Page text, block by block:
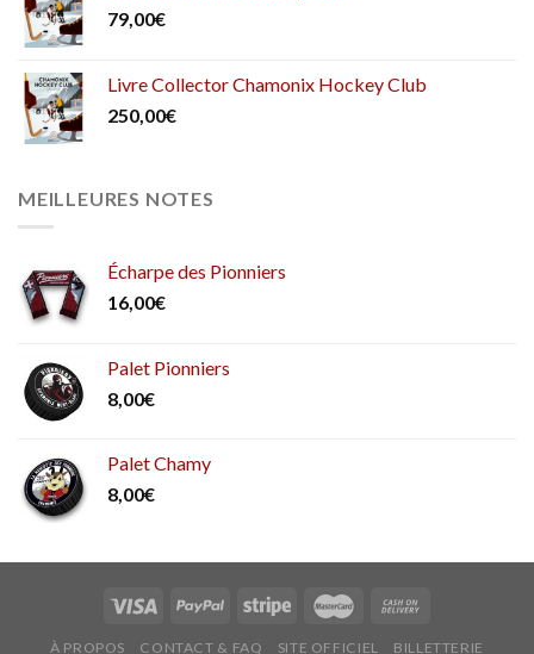
79,00€
Livre Collector Chamonix Hockey Club
250,00€
MEILLEURES NOTES
Écharpe des Pionniers
16,00€
Palet Pionniers
8,00€
Palet Chamy
8,00€
À PROPOS CONTACT & FAQ SITE OFFICIEL BILLETTERIE